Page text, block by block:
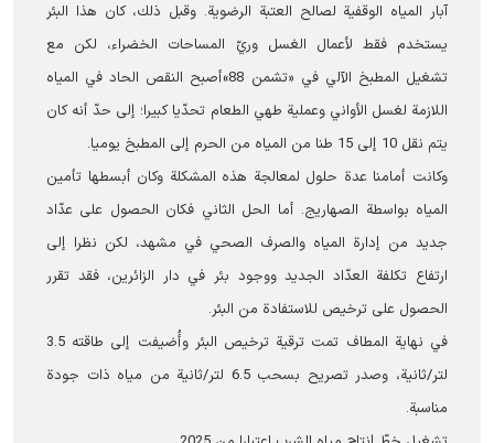
آبار المياه الوقفیة لصالح العتبة الرضویة. وقبل ذلك، كان هذا البئر
يستخدم فقط لأعمال الغسل وريّ المساحات الخضراء، لكن مع
تشغيل المطبخ الآلي في «تشمن 88»أصبح النقص الحاد في المياه
اللازمة لغسل الأواني وعملية طهي الطعام تحدّيا كبيرا؛ إلى حدّ أنه كان
يتم نقل 10 إلى 15 طنا من المياه من الحرم إلى المطبخ يوميا.
وكانت أمامنا عدة حلول لمعالجة هذه المشكلة وكان أبسطها تأمين
المياه بواسطة الصهاريج. أما الحل الثاني فكان الحصول على عدّاد
جديد من إدارة المياه والصرف الصحي في مشهد، لكن نظرا إلى
ارتفاع تكلفة العدّاد الجديد ووجود بئر في دار الزائرين، فقد تقرر
الحصول على ترخيص للاستفادة من البئر.
في نهاية المطاف تمت ترقية ترخيص البئر وأُضيفت إلى طاقته 3.5
لتر/ثانية، وصدر تصريح بسحب 6.5 لتر/ثانية من مياه ذات جودة
مناسبة.